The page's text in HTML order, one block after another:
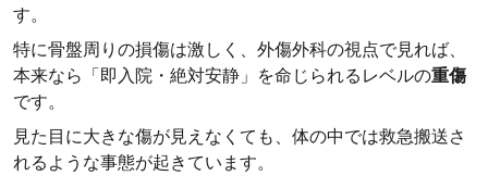
す。
特に骨盤周りの損傷は激しく、外傷外科の視点で見れば、
本来なら「即入院・絶対安静」を命じられるレベルの重傷
です。
見た目に大きな傷が見えなくても、体の中では救急搬送さ
れるような事態が起きています。